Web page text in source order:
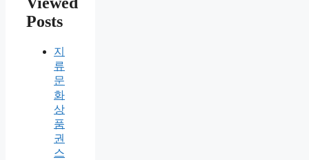
Posts
지
류
문
화
상
품
권
스